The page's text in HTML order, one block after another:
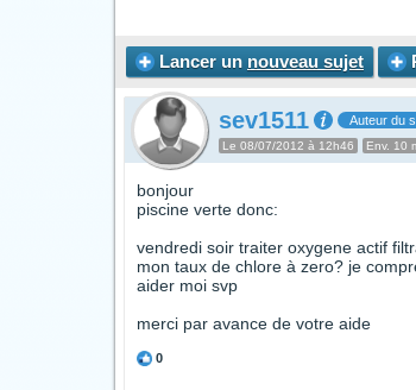
Lancer un nouveau sujet
sev1511 Auteur du
Le 08/07/2012 à 12h46 Env. 10
bonjour
piscine verte donc:
vendredi soir traiter oxygene actif
mon taux de chlore à zero? je
aider moi svp
merci par avance de votre aide
0